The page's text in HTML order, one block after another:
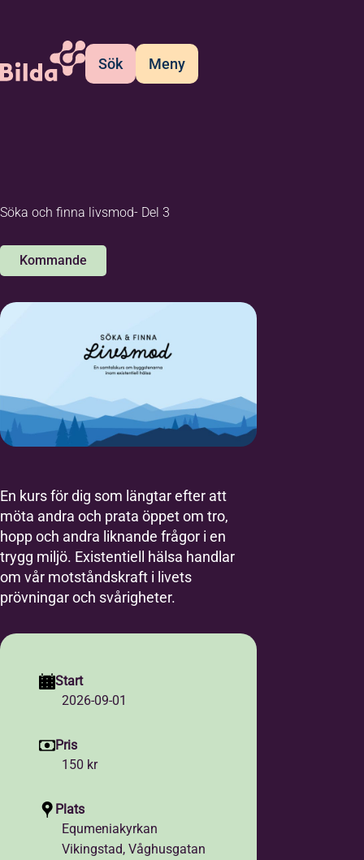
Sök Meny
Söka och finna livsmod- Del 3
Kommande
En kurs för dig som längtar efter att
möta andra och prata öppet om tro,
hopp och andra liknande frågor i en
trygg miljö. Existentiell hälsa handlar
om vår motståndskraft i livets
prövningar och svårigheter.
Start
2026-09-01
Pris
150 kr
Plats
Equmeniakyrkan
Vikingstad, Våghusgatan